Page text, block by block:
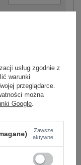
CENĘ
usług zgodnie z
warunki
przeglądarce.
można
Google.
Zawsze
aktywne